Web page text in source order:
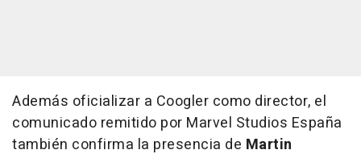
Además oficializar a Coogler como director, el
comunicado remitido por Marvel Studios España
también confirma la presencia de Martin